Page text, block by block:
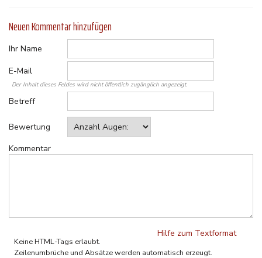
Neuen Kommentar hinzufügen
Ihr Name
E-Mail
Der Inhalt dieses Feldes wird nicht öffentlich zugänglich angezeigt.
Betreff
Bewertung
Kommentar
Hilfe zum Textformat
Keine HTML-Tags erlaubt.
Zeilenumbrüche und Absätze werden automatisch erzeugt.